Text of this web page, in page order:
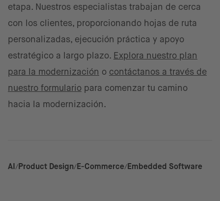
etapa. Nuestros especialistas trabajan de cerca
con los clientes, proporcionando hojas de ruta
personalizadas, ejecución práctica y apoyo
estratégico a largo plazo. Explora nuestro plan
para la modernización o contáctanos a través de
nuestro formulario para comenzar tu camino
hacia la modernización.
AI Product Design E-Commerce Embedded Software